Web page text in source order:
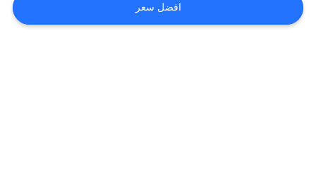
أخبار
افضل سعر